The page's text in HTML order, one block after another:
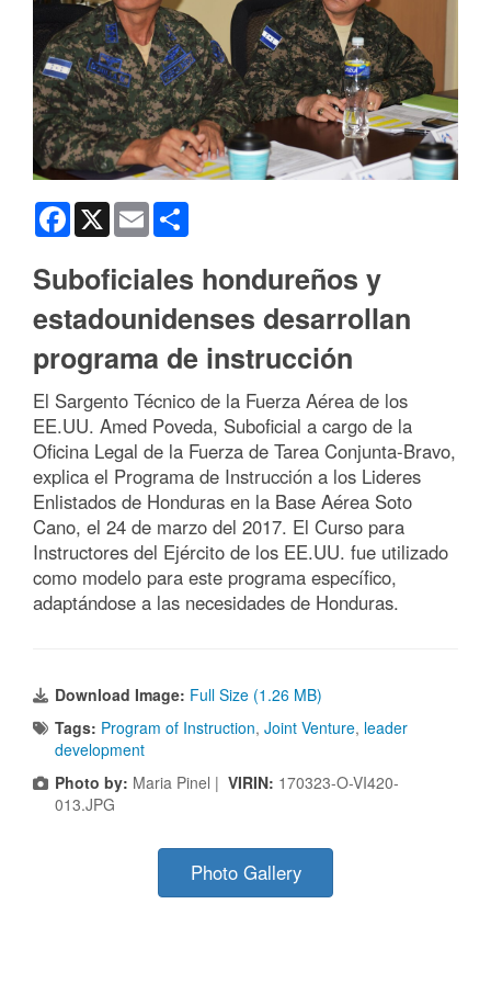
Facebook
X Email
Suboficiales hondureños y
estadounidenses desarrollan
programa de instrucción
El Sargento Técnico de la Fuerza Aérea de los
EE.UU. Amed Poveda, Suboficial a cargo de la
Oficina Legal de la Fuerza de Tarea Conjunta-Bravo,
explica el Programa de Instrucción a los Lideres
Enlistados de Honduras en la Base Aérea Soto
Cano, el 24 de marzo del 2017. El Curso para
Instructores del Ejército de los EE.UU. fue utilizado
como modelo para este programa específico,
adaptándose a las necesidades de Honduras.
Download Image: Full Size (1.26 MB)
Tags: Program of Instruction, Joint Venture, leader
development
Photo by: Maria Pinel | VIRIN: 170323-O-VI420-
013.JPG
Photo Gallery